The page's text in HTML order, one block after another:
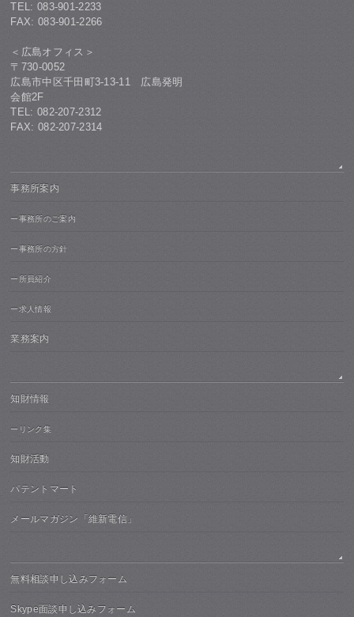
TEL: 083-901-2233
FAX: 083-901-2266
＜広島オフィス＞
〒730-0052
広島市中区千田町3-13-11 広島発明
会館2F
TEL: 082-207-2312
FAX: 082-207-2314
事務所案内
ー事務所のご案内
ー事務所の方針
ー所員紹介
ー求人情報
業務案内
知財情報
ーリンク集
知財活動
パテントマート
メールマガジン「維新電信」
無料相談申し込みフォーム
Skype面談申し込みフォーム